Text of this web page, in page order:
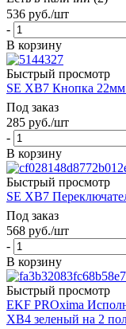
536 руб./шт
-
В корзину
Быстрый просмотр
SE XB7 Кнопка 22мм
Под заказ
285 руб./шт
-
В корзину
Быстрый просмотр
SE XB7
Под заказ
568 руб./шт
-
В корзину
Быстрый просмотр
EKF PROxima
ХB4 зеленый на 2